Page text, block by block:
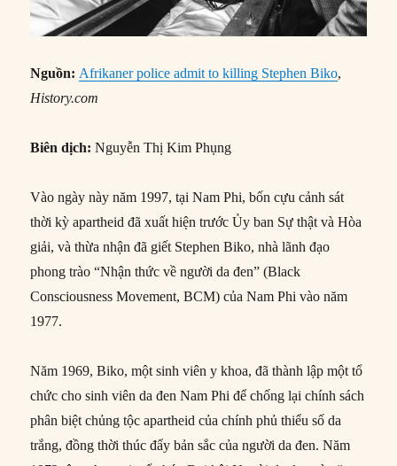
Nguồn: Afrikaner police admit to killing Stephen Biko,
History.com
Biên dịch: Nguyễn Thị Kim Phụng
Vào ngày này năm 1997, tại Nam Phi, bốn cựu cảnh sát
thời kỳ apartheid đã xuất hiện trước Ủy ban Sự thật và Hòa
giải, và thừa nhận đã giết Stephen Biko, nhà lãnh đạo
phong trào “Nhận thức về người da đen” (Black
Consciousness Movement, BCM) của Nam Phi vào năm
1977.
Năm 1969, Biko, một sinh viên y khoa, đã thành lập một tổ
chức cho sinh viên da đen Nam Phi để chống lại chính sách
phân biệt chủng tộc apartheid của chính phủ thiểu số da
trắng, đồng thời thúc đẩy bản sắc của người da đen. Năm